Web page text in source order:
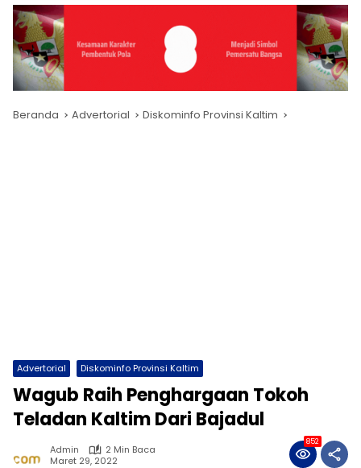
Beranda Advertorial Diskominfo Provinsi Kaltim
Advertorial Diskominfo Provinsi Kaltim
Wagub Raih Penghargaan Tokoh
Teladan Kaltim Dari Bajadul
Admin
2 Min Baca
Maret 29, 2022
852